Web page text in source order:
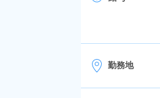
勤務地